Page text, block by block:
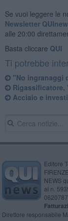
Se vuoi leggere le
Newsletter
alle 20:00
Basta cliccare QUI
Ti potrebbe
"No ingranaggi
Rigassificatore,
Acciaio e
Editore
NEWS
al n.
Direttore responsabile